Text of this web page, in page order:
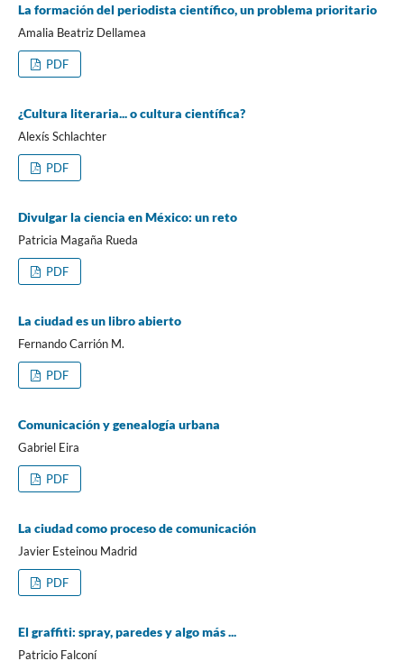
La formación del periodista científico, un problema prioritario
Amalia Beatriz Dellamea
PDF
¿Cultura literaria... o cultura científica?
Alexís Schlachter
PDF
Divulgar la ciencia en México: un reto
Patricia Magaña Rueda
PDF
La ciudad es un libro abierto
Fernando Carrión M.
PDF
Comunicación y genealogía urbana
Gabriel Eira
PDF
La ciudad como proceso de comunicación
Javier Esteinou Madrid
PDF
El graffiti: spray, paredes y algo más ...
Patricio Falconí